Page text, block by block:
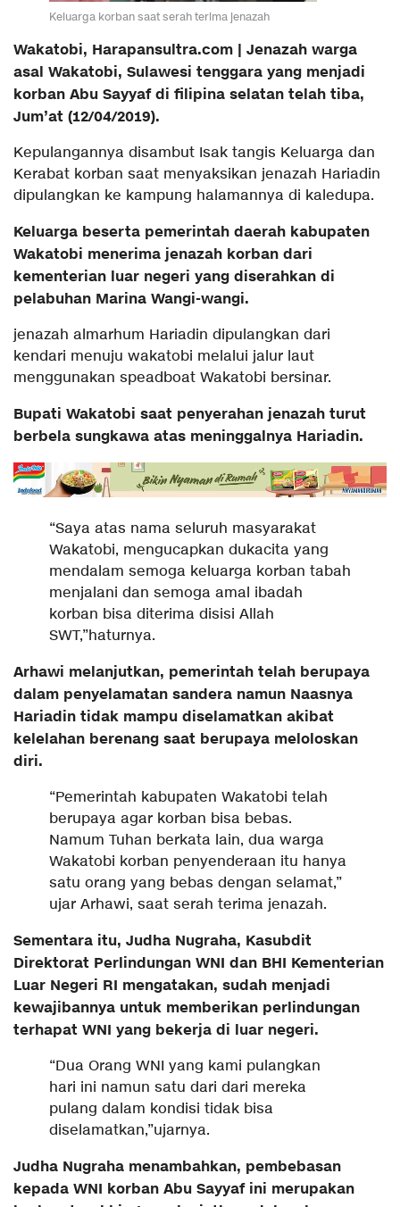
Keluarga korban saat serah terima jenazah
Wakatobi, Harapansultra.com | Jenazah warga
asal Wakatobi, Sulawesi tenggara yang menjadi
korban Abu Sayyaf di filipina selatan telah tiba,
Jum’at (12/04/2019).
Kepulangannya disambut Isak tangis Keluarga dan
Kerabat korban saat menyaksikan jenazah Hariadin
dipulangkan ke kampung halamannya di kaledupa.
Keluarga beserta pemerintah daerah kabupaten
Wakatobi menerima jenazah korban dari
kementerian luar negeri yang diserahkan di
pelabuhan Marina Wangi-wangi.
jenazah almarhum Hariadin dipulangkan dari
kendari menuju wakatobi melalui jalur laut
menggunakan speadboat Wakatobi bersinar.
Bupati Wakatobi saat penyerahan jenazah turut
berbela sungkawa atas meninggalnya Hariadin.
“Saya atas nama seluruh masyarakat
Wakatobi, mengucapkan dukacita yang
mendalam semoga keluarga korban tabah
menjalani dan semoga amal ibadah
korban bisa diterima disisi Allah
SWT,”haturnya.
Arhawi melanjutkan, pemerintah telah berupaya
dalam penyelamatan sandera namun Naasnya
Hariadin tidak mampu diselamatkan akibat
kelelahan berenang saat berupaya meloloskan
diri.
“Pemerintah kabupaten Wakatobi telah
berupaya agar korban bisa bebas.
Namum Tuhan berkata lain, dua warga
Wakatobi korban penyenderaan itu hanya
satu orang yang bebas dengan selamat,”
ujar Arhawi, saat serah terima jenazah.
Sementara itu, Judha Nugraha, Kasubdit
Direktorat Perlindungan WNI dan BHI Kementerian
Luar Negeri RI mengatakan, sudah menjadi
kewajibannya untuk memberikan perlindungan
terhapat WNI yang bekerja di luar negeri.
“Dua Orang WNI yang kami pulangkan
hari ini namun satu dari dari mereka
pulang dalam kondisi tidak bisa
diselamatkan,”ujarnya.
Judha Nugraha menambahkan, pembebasan
kepada WNI korban Abu Sayyaf ini merupakan